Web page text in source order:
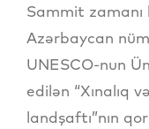
Sammit
Azərbaycan
UNESCO-nun
edilən “Xınalıq
landşaftı”nın